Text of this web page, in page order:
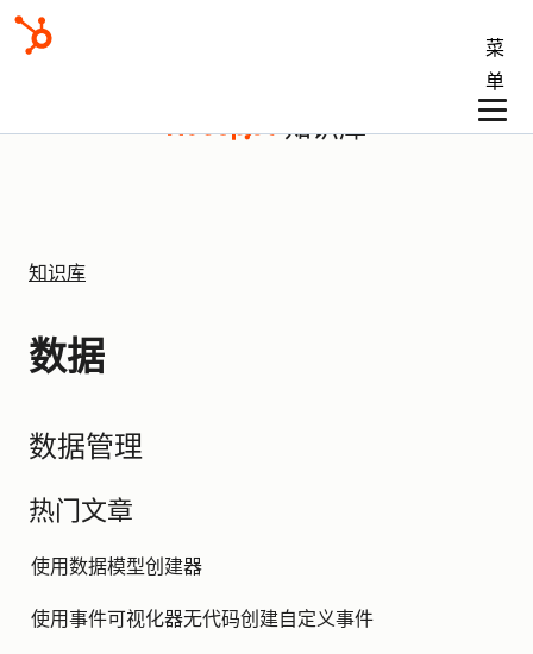
菜
单
知识库
知识库
数据
数据管理
热门文章
使用数据模型创建器
使用事件可视化器无代码创建自定义事件